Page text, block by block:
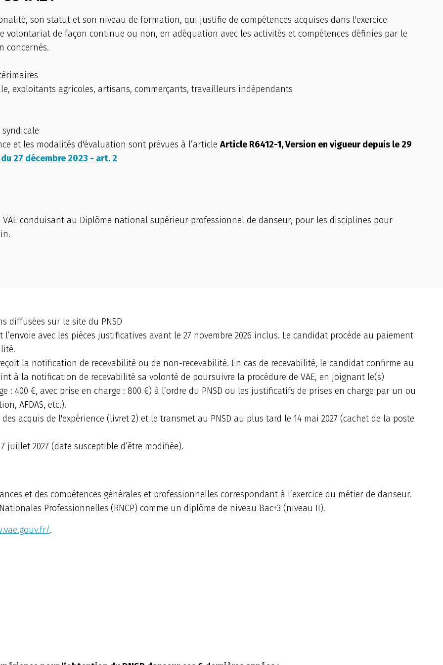
son statut et son niveau de formation, qui justifie de compétences acquises dans l'exercice
volontariat de façon continue ou non, en adéquation avec les activités et compétences définies par le
concernés.
exploitants agricoles, artisans, commerçants, travailleurs indépendants
et les modalités d'évaluation sont prévues à l’articleArticle R6412-1, Version en vigueur depuis le 29
27 décembre 2023 - art. 2
VAE conduisant au Diplôme national supérieur professionnel de danseur, pour les disciplines pour
diffusées sur le site du PNSD
avec les pièces justificatives avant le 27 novembre 2026 inclus. Le candidat procède au paiement
la notification de recevabilité ou de non-recevabilité. En cas de recevabilité, le candidat confirme au
à la notification de recevabilité sa volonté de poursuivre la procédure de VAE, en joignant le(s)
: 400 €, avec prise en charge : 800 €) à l’ordre du PNSD ou les justificatifs de prises en charge par un ou
AFDAS, etc.).
acquis de l'expérience (livret 2) et le transmet au PNSD au plus tard le 14 mai 2027 (cachet de la poste
2027 (date susceptible d’être modifiée).
et des compétences générales et professionnelles correspondant à l’exercice du métier de danseur.
Professionnelles (RNCP) comme un diplôme de niveau Bac+3 (niveau II).
.